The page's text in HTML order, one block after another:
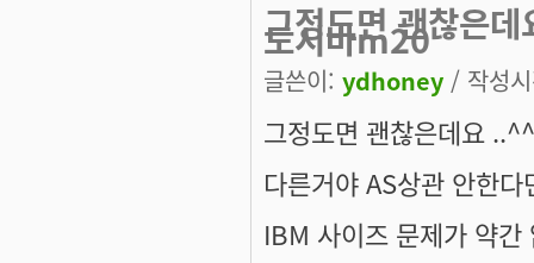
그정도면 괜찮은
도시바m20
글쓴이: ydhoney / 작성
그정도면 괜찮은데요 ..^^
다른거야 AS상관 안한
IBM 사이즈 문제가 약